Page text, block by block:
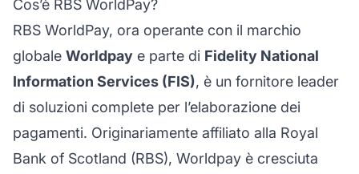
Cos’è RBS WorldPay?
RBS WorldPay, ora operante con il marchio
globale Worldpay e parte di Fidelity National
Information Services (FIS), è un fornitore leader
di soluzioni complete per l’elaborazione dei
pagamenti. Originariamente affiliato alla Royal
Bank of Scotland (RBS), Worldpay è cresciuta